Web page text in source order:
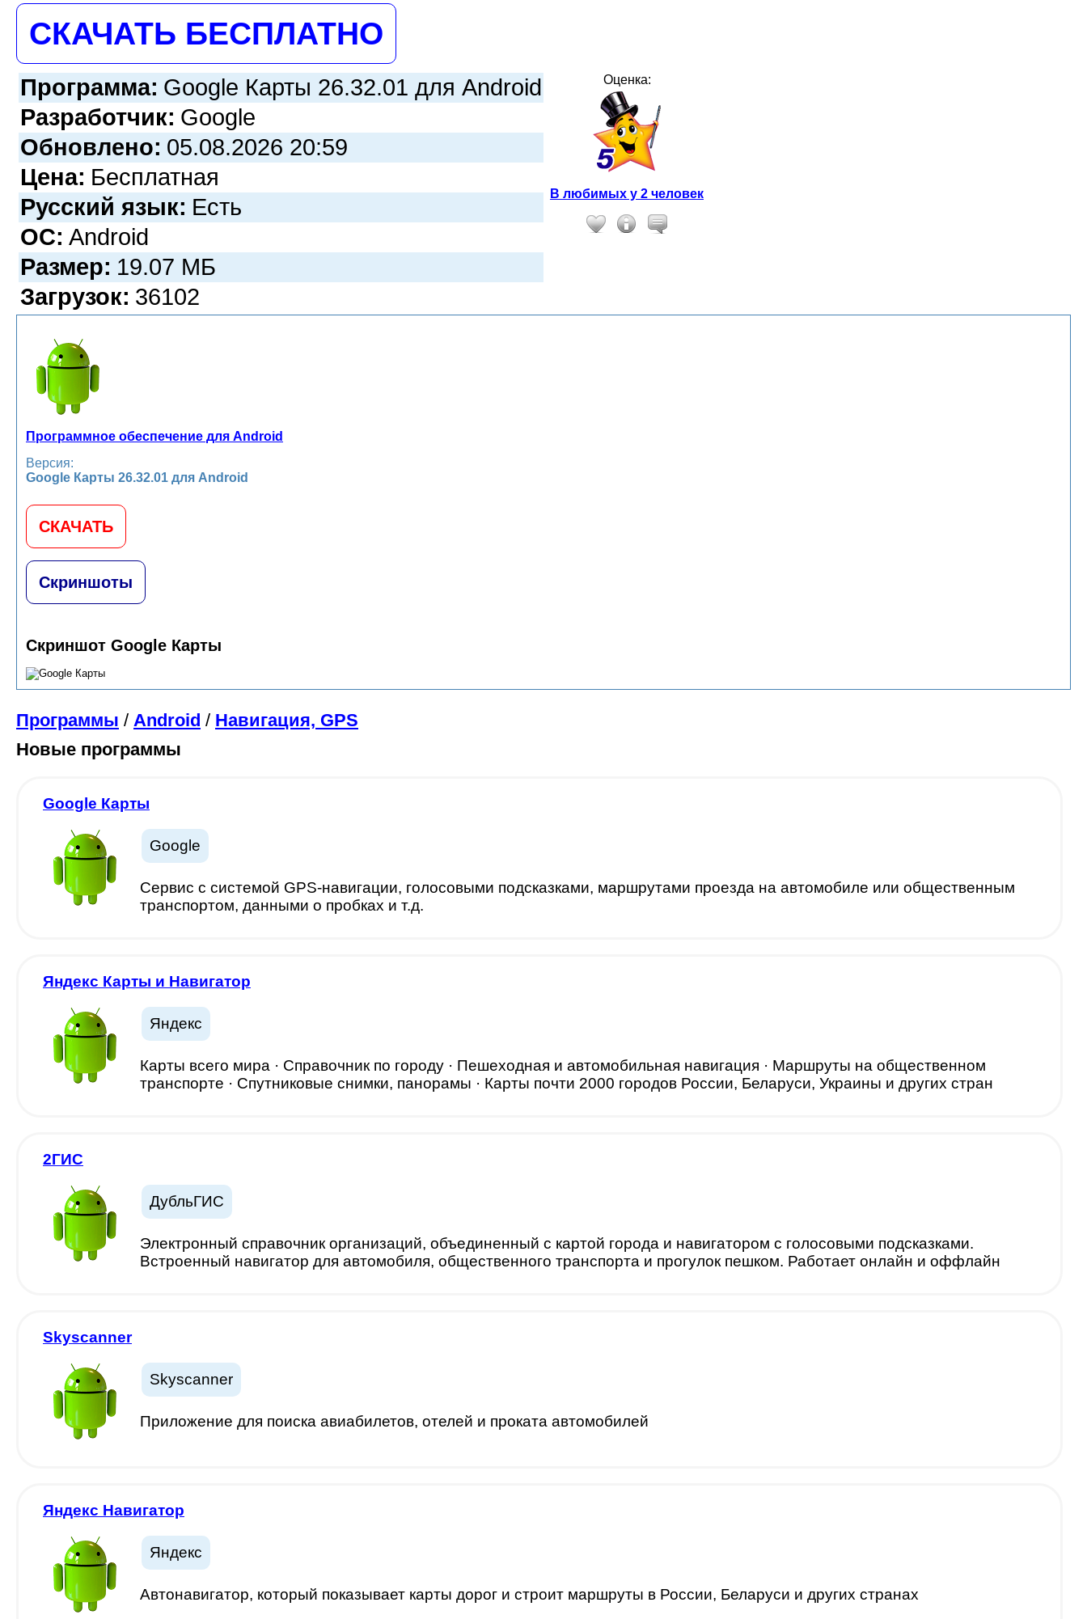
СКАЧАТЬ БЕСПЛАТНО
Программа: Google Карты 26.32.01 для Android
Разработчик: Google
Обновлено: 05.08.2026 20:59
Цена: Бесплатная
Русский язык: Есть
ОС: Android
Размер: 19.07 МБ
Загрузок: 36102
Оценка:
В любимых у 2 человек
Программное обеспечение для Android
Версия:
Google Карты 26.32.01 для Android
СКАЧАТЬ
Скриншоты
Скриншот Google Карты
Программы / Android / Навигация, GPS
Новые программы
Google Карты
Google
Сервис с системой GPS-навигации, голосовыми подсказками, маршрутами проезда на автомобиле или общественным
транспортом, данными о пробках и т.д.
Яндекс Карты и Навигатор
Яндекс
Карты всего мира · Справочник по городу · Пешеходная и автомобильная навигация · Маршруты на общественном
транспорте · Спутниковые снимки, панорамы · Карты почти 2000 городов России, Беларуси, Украины и других стран
2ГИС
ДубльГИС
Электронный справочник организаций, объединенный с картой города и навигатором с голосовыми подсказками.
Встроенный навигатор для автомобиля, общественного транспорта и прогулок пешком. Работает онлайн и оффлайн
Skyscanner
Skyscanner
Приложение для поиска авиабилетов, отелей и проката автомобилей
Яндекс Навигатор
Яндекс
Автонавигатор, который показывает карты дорог и строит маршруты в России, Беларуси и других странах